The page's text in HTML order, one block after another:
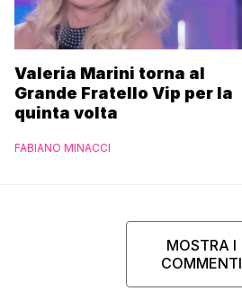
Valeria Marini torna al
Grande Fratello Vip per la
quinta volta
FABIANO MINACCI
MOSTRA I
COMMENTI